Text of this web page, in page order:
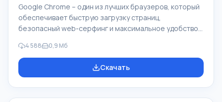
Google Chrome – один из лучших браузеров, который
обеспечивает быструю загрузку страниц,
безопасный web-серфинг и максимальное удобство.
многочисленные дополнения, которые могут
существенно расширить его возможности в
зависимости от желания самого пользователя. Чтобы
4 588 0,9 Мб
Скачать